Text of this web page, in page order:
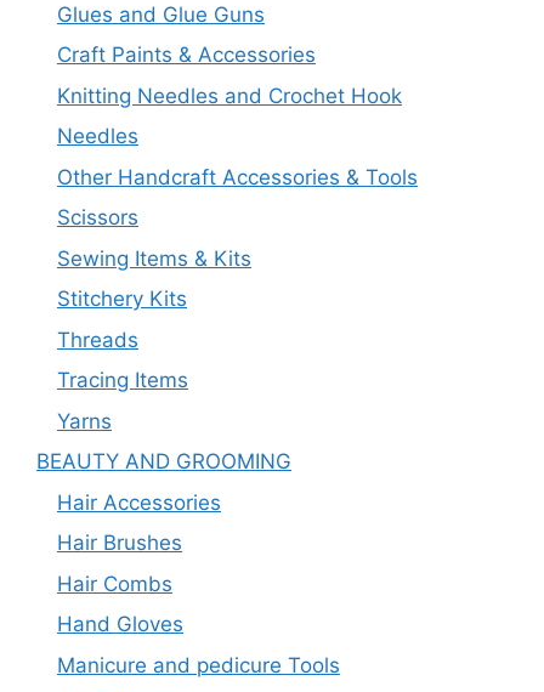
Glues and Glue Guns
Craft Paints & Accessories
Knitting Needles and Crochet Hook
Needles
Other Handcraft Accessories & Tools
Scissors
Sewing Items & Kits
Stitchery Kits
Threads
Tracing Items
Yarns
BEAUTY AND GROOMING
Hair Accessories
Hair Brushes
Hair Combs
Hand Gloves
Manicure and pedicure Tools